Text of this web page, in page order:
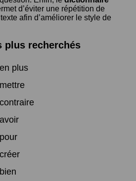
d’éviter une répétition de
afin d’améliorer le style de
plus recherchés
en plus
mettre
contraire
avoir
pour
créer
bien